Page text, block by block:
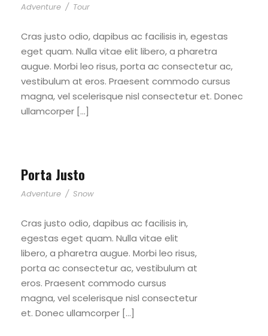
Adventure / Tour
Cras justo odio, dapibus ac facilisis in, egestas
eget quam. Nulla vitae elit libero, a pharetra
augue. Morbi leo risus, porta ac consectetur ac,
vestibulum at eros. Praesent commodo cursus
magna, vel scelerisque nisl consectetur et. Donec
ullamcorper […]
Porta Justo
Adventure / Snow
Cras justo odio, dapibus ac facilisis in,
egestas eget quam. Nulla vitae elit
libero, a pharetra augue. Morbi leo risus,
porta ac consectetur ac, vestibulum at
eros. Praesent commodo cursus
magna, vel scelerisque nisl consectetur
et. Donec ullamcorper […]